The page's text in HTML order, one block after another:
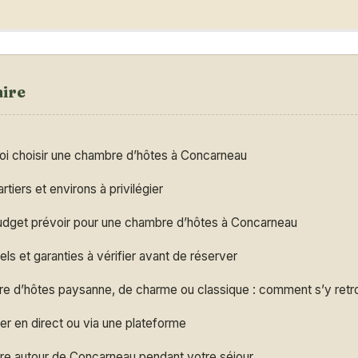
choisir une chambre d’hôtes à Concarneau
et environs à privilégier
prévoir pour une chambre d’hôtes à Concarneau
et garanties à vérifier avant de réserver
d’hôtes paysanne, de charme ou classique : comment s’y
en direct ou via une plateforme